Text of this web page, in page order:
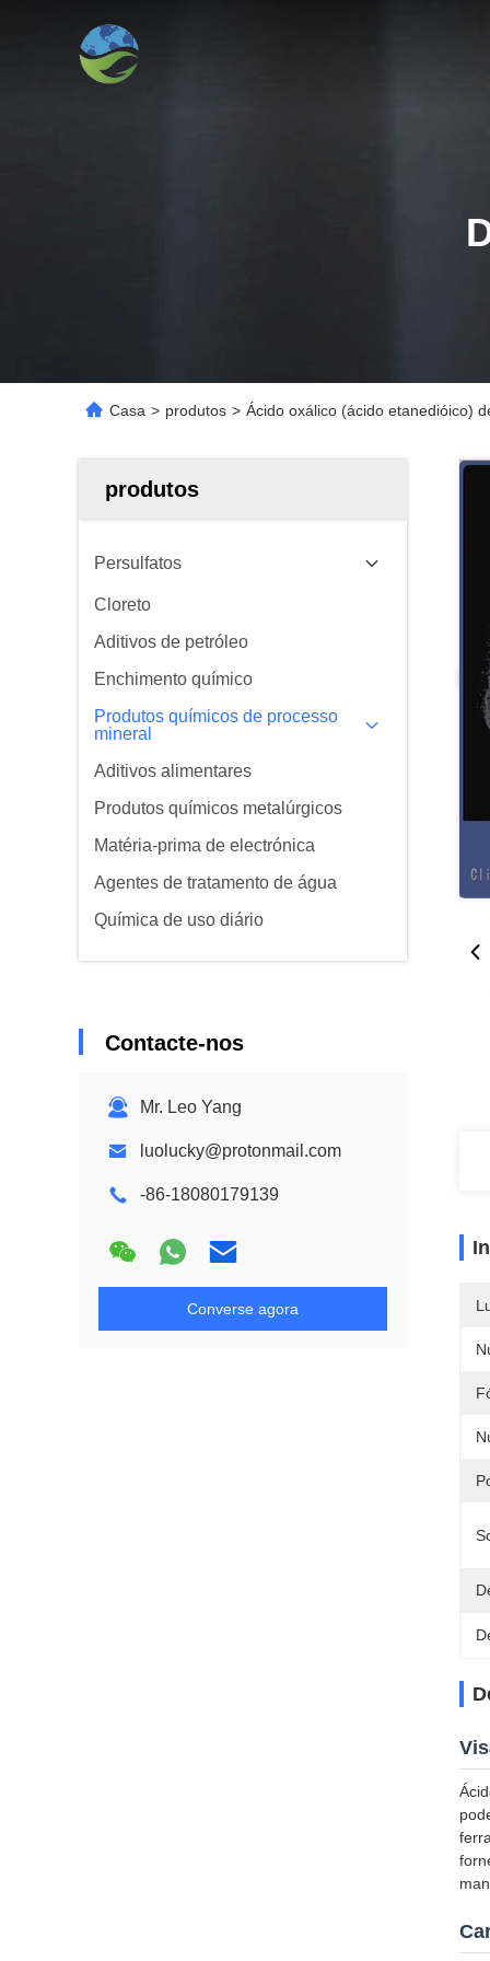
Casa > produtos > Ácido oxálico (ácido etanedióico)
produtos
Persulfatos
Cloreto
Aditivos de petróleo
Enchimento químico
Produtos químicos de processo
mineral
Aditivos alimentares
Produtos químicos metalúrgicos
Matéria-prima de electrónica
Agentes de tratamento de água
Química de uso diário
Contacte-nos
Mr. Leo Yang
luolucky@protonmail.com
-86-18080179139
Converse agora